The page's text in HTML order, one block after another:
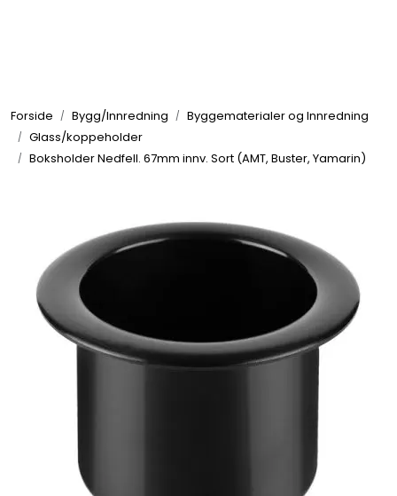
Forside Bygg/Innredning
Byggematerialer og Innredning
Glass/koppeholder
Boksholder Nedfell. 67mm innv. Sort (AMT, Buster, Yamarin)
Elektrisk
Komfort
Motor/Styring
Fortøyning
Fritid/Sikkerhet